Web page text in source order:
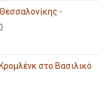
-
στο Βασιλικό